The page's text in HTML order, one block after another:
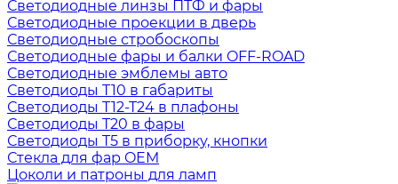
Светодиодные линзы ПТФ и фары
Светодиодные проекции в дверь
Светодиодные стробоскопы
Светодиодные фары и балки OFF-ROAD
Светодиодные эмблемы авто
Светодиоды T10 в габариты
Светодиоды T12-T24 в плафоны
Светодиоды T20 в фары
Светодиоды T5 в приборку, кнопки
Стекла для фар OEM
Цоколи и патроны для ламп